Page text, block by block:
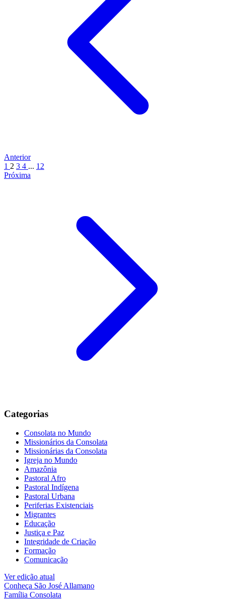
Anterior
1 2 3 4 ... 12
Próxima
Categorias
Consolata no Mundo
Missionários da Consolata
Missionárias da Consolata
Igreja no Mundo
Amazônia
Pastoral Afro
Pastoral Indígena
Pastoral Urbana
Periferias Existenciais
Migrantes
Educação
Justiça e Paz
Integridade de Criação
Formação
Comunicação
Ver edição atual
Conheça São José Allamano
Família Consolata